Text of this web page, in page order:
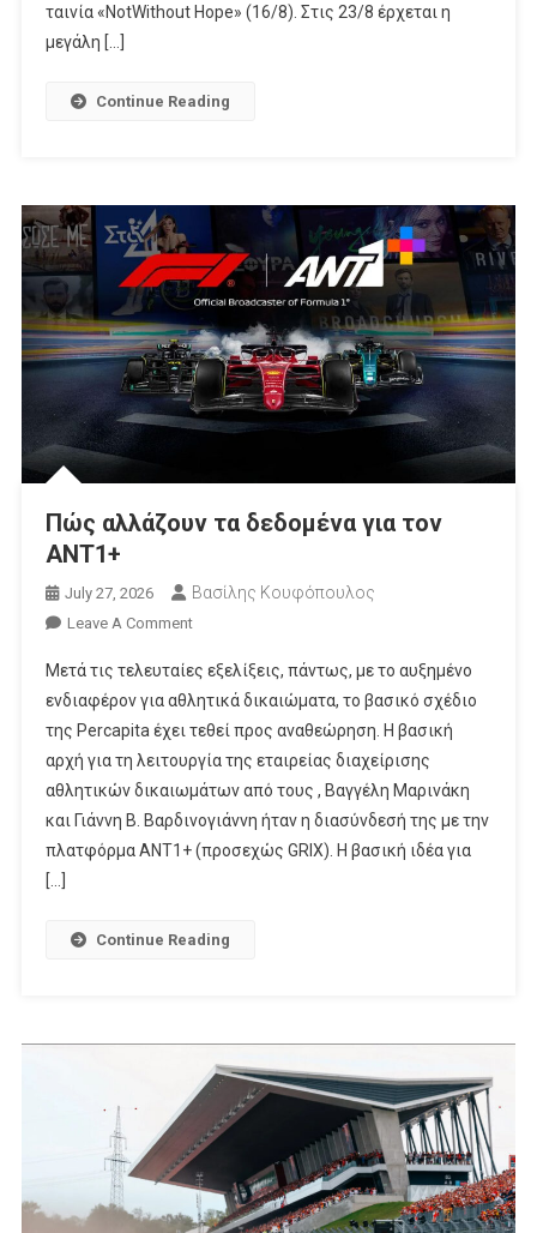
ταινία «NotWithout Hope» (16/8). Στις 23/8 έρχεται η
μεγάλη […]
Continue Reading
Πώς αλλάζουν τα δεδομένα για τον
ΑΝΤ1+
July 27, 2026 Βασίλης Κουφόπουλος
Leave A CommentOn
Αλλάζουν
Τα
Δεδομένα
Για
Τον
ΑΝΤ1+
Μετά τις τελευταίες εξελίξεις, πάντως, με το αυξημένο
ενδιαφέρον για αθλητικά δικαιώματα, το βασικό σχέδιο
της Percapita έχει τεθεί προς αναθεώρηση. Η βασική
αρχή για τη λειτουργία της εταιρείας διαχείρισης
αθλητικών δικαιωμάτων από τους , Βαγγέλη Μαρινάκη
και Γιάννη Β. Βαρδινογιάννη ήταν η διασύνδεσή της με την
πλατφόρμα ΑΝΤ1+ (προσεχώς GRIX). Η βασική ιδέα για
[…]
Continue Reading